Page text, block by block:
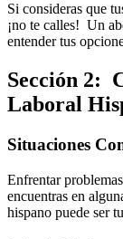
Si consideras que
¡no te calles! Un
entender tus
Sección 2:
Laboral
Situaciones
Enfrentar
encuentras en
hispano puede ser